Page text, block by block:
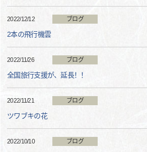
2022/12/12 ブログ
2本の飛行機雲
2022/11/26 ブログ
全国旅行支援が、延長！！
2022/11/21 ブログ
ツワブキの花
2022/10/10 ブログ